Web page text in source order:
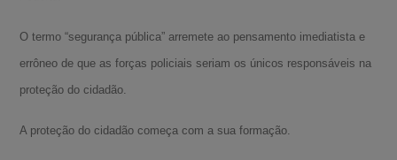
O termo “segurança pública” arremete ao pensamento imediatista e
errôneo de que as forças policiais seriam os únicos responsáveis na
proteção do cidadão.
A proteção do cidadão começa com a sua formação.